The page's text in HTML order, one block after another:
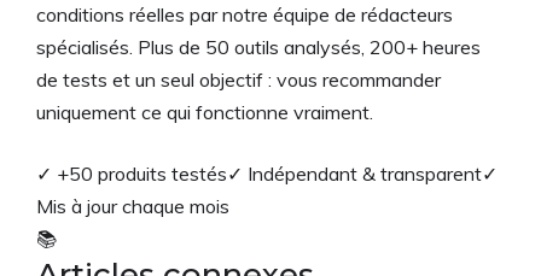
conditions réelles par notre équipe de rédacteurs
spécialisés. Plus de 50 outils analysés, 200+ heures
de tests et un seul objectif : vous recommander
uniquement ce qui fonctionne vraiment.
✓ +50 produits testés✓ Indépendant & transparent✓
Mis à jour chaque mois
📚